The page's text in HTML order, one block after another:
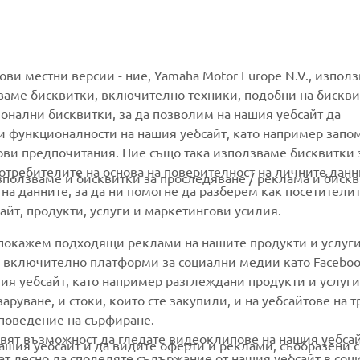
MORE YAMAHA
MyYamaha
Yamaha Music
Yamaha Racing
Yamaha Motor Global
SUPPORT
Parts Catalogue
Book Maintenance
Dealer locator
Management of Waste
Batteries
местни версии - ние, Yamaha Motor Europe N.V.,
бисквитки, включително техники, подобни на
бисквитки, за да позволим на нашия уебсайт да
на нашия уебсайт, като например
предпочитания. Ние също така използваме бисквитки
на основа на поверителност на личните
данните, за да ни помогне да разберем как
продукти, услуги и маркетингови усилия.
и бисквитки за проследяване / реклама и
подходящи реклами на нашите продукти и
включително платформи за социални медии като
уебсайт, като например разглеждани продукти и
и стоки, които сте закупили, и на уебсайтове на
на сърфиране.
възможност да гледате видеоклипове на нашия
уебсайт и да видите оферти и реклами, съобразени с